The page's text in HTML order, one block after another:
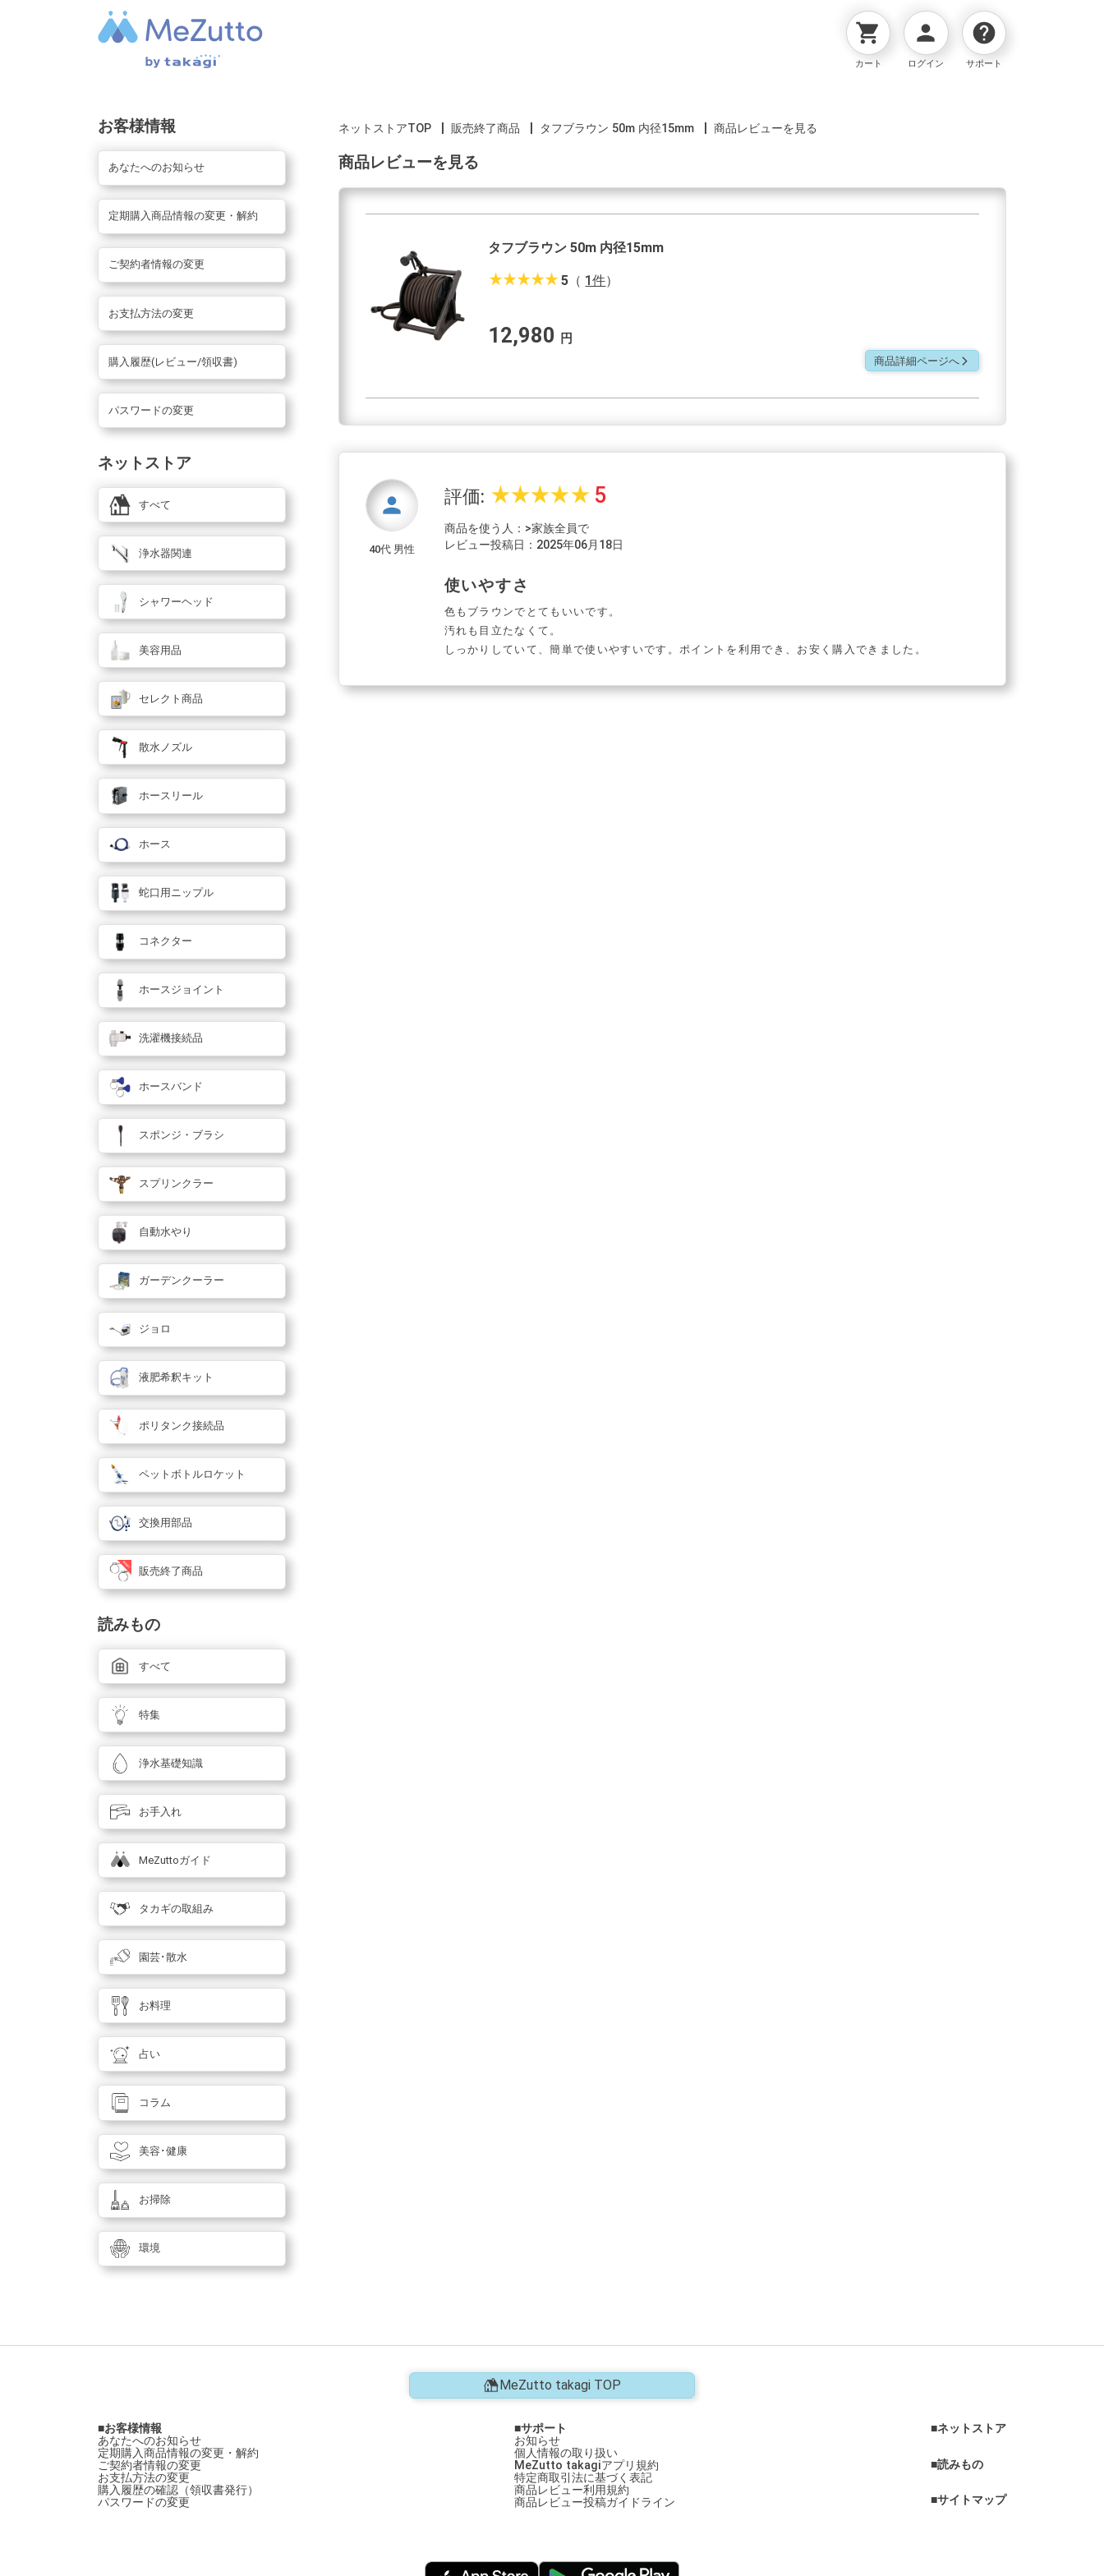
shopping_cart
カート
person
ログイン
help
サポート
ネットストアTOP 販売終了商品 タフブラウン 50m 内径15mm 商品レビューを見る
商品レビューを見る
タフブラウン 50m 内径15mm
star_ratestar_ratestar_ratestar_ratestar_rate 5 （ 1件）
12,980 円
商品詳細ページへ arrow_forward_ios
person
40代 男性
評価: star_ratestar_ratestar_ratestar_ratestar_rate 5
商品を使う人：>家族全員で
レビュー投稿日：2025年06月18日
使いやすさ
色もブラウンでとてもいいです。
汚れも目立たなくて。
しっかりしていて、簡単で使いやすいです。ポイントを利用でき、お安く購入できました。
お客様情報
あなたへのお知らせ
定期購入商品情報の変更・解約
ご契約者情報の変更
お支払方法の変更
購入履歴(レビュー/領収書)
パスワードの変更
ネットストア
すべて
浄水器関連
シャワーヘッド
美容用品
セレクト商品
散水ノズル
ホースリール
ホース
蛇口用ニップル
コネクター
ホースジョイント
洗濯機接続品
ホースバンド
スポンジ・ブラシ
スプリンクラー
自動水やり
ガーデンクーラー
ジョロ
液肥希釈キット
ポリタンク接続品
ペットボトルロケット
交換用部品
販売終了商品
読みもの
すべて
特集
浄水基礎知識
お手入れ
MeZuttoガイド
タカギの取組み
園芸･散水
お料理
占い
コラム
美容･健康
お掃除
環境
MeZutto takagi TOP
お客様情報
あなたへのお知らせ
定期購入商品情報の変更・解約
ご契約者情報の変更
お支払方法の変更
購入履歴の確認（領収書発行）
パスワードの変更
サポート
お知らせ
個人情報の取り扱い
MeZutto takagiアプリ規約
特定商取引法に基づく表記
商品レビュー利用規約
商品レビュー投稿ガイドライン
ネットストア
読みもの
サイトマップ